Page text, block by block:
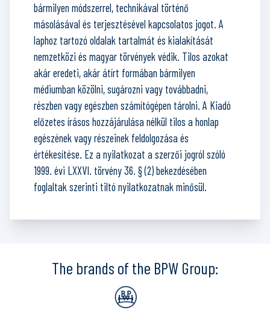
bármilyen módszerrel, technikával történő
másolásával és terjesztésével kapcsolatos jogot. A
laphoz tartozó oldalak tartalmát és kialakítását
nemzetközi és magyar törvények védik. Tilos azokat
akár eredeti, akár átírt formában bármilyen
médiumban közölni, sugározni vagy továbbadni,
részben vagy egészben számítógépen tárolni. A Kiadó
előzetes írásos hozzájárulása nélkül tilos a honlap
egészének vagy részeinek feldolgozása és
értékesítése. Ez a nyilatkozat a szerzői jogról szóló
1999. évi LXXVI. törvény 36. § (2) bekezdésében
foglaltak szerinti tiltó nyilatkozatnak minősül.
The brands of the BPW Group: